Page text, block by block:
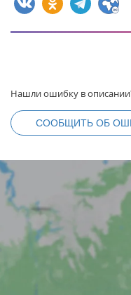
Нашли ошибку в
СООБЩИТЬ ОБ